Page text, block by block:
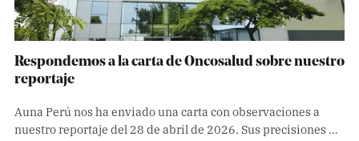
Respondemos a la carta de Oncosalud sobre nuestro
reportaje
Auna Perú nos ha enviado una carta con observaciones a
nuestro reportaje del 28 de abril de 2026. Sus precisiones …